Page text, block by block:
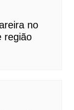
no
região